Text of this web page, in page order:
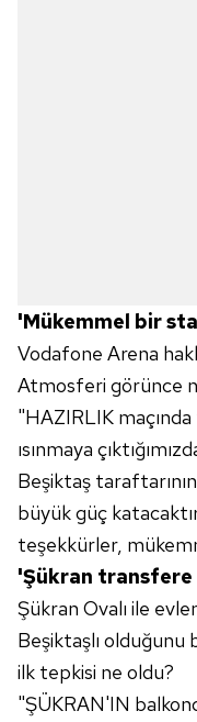
'Mükemmel bir
Vodafone Arena
Atmosferi görünce
"HAZIRLIK
ısınmaya
Beşiktaş
büyük güç
teşekkürler,
'Şükran transfere
Şükran Ovalı ile
Beşiktaşlı olduğunu
ilk tepkisi ne oldu?
"ŞÜKRAN'IN